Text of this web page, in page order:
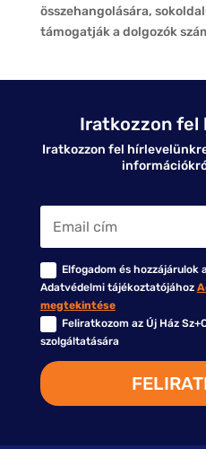
összehangolására,
támogatják a dolgozók
Iratkozzon fel
Iratkozzon fel
Elfogadom és hozzájárulok
Adatvédelmi tájékoztatójához
megtekintése
Feliratkozom az Új Ház
szolgáltatására